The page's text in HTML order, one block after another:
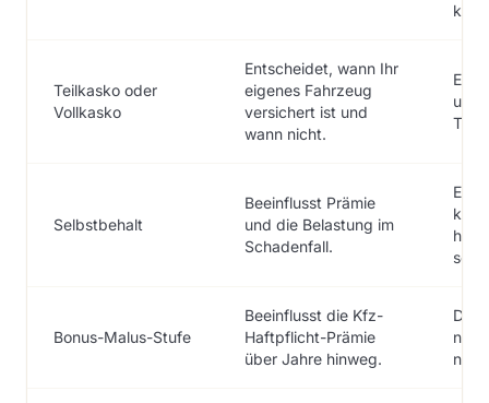
Teilkasko oder
Vollkasko
Entscheidet, wann Ihr
eigenes Fahrzeug
versichert ist und
wann nicht.
und
Tarif
Selbstbehalt
Beeinflusst Prämie
und die Belastung im
Schadenfall.
Ein
Bonus-Malus-Stufe
Beeinflusst die Kfz-
Haftpflicht-Prämie
über Jahre hinweg.
Die